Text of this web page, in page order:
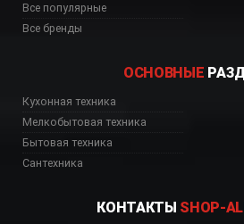
Все популярные
Все бренды
ОСНОВНЫЕ
Кухонная техника
Мелкобытовая техника
Бытовая техника
Сантехника
КОНТАКТЫ SHOP-